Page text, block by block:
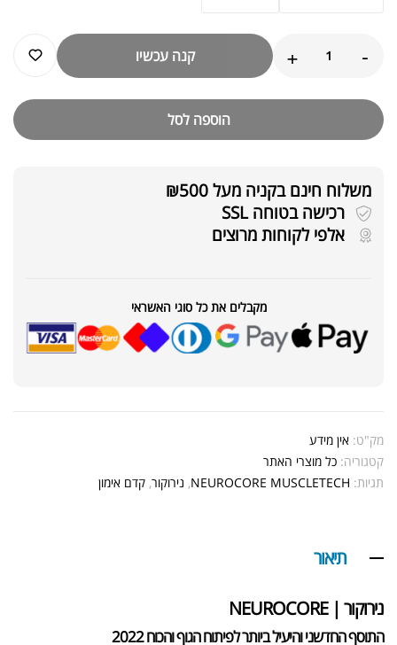
-
+ קנה עכשיו
הוספה לסל
משלוח חינם בקניה מעל ₪500
רכישה בטוחה SSL
אלפי לקוחות מרוצים
מקבלים את כל סוגי האשראי
מק"ט: אין מידע
קטגוריה: כל מוצרי האתר
תגיות: NEUROCORE MUSCLETECH
, נירוקור, קדם אימון
תיאור
נירוקור | NEUROCORE
התוסף החדשני והיעיל ביותר לפיתוח הגוף והכוח 2022